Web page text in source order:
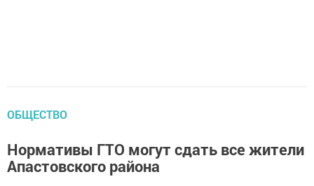
ОБЩЕСТВО
Нормативы ГТО могут сдать все жители
Апастовского района